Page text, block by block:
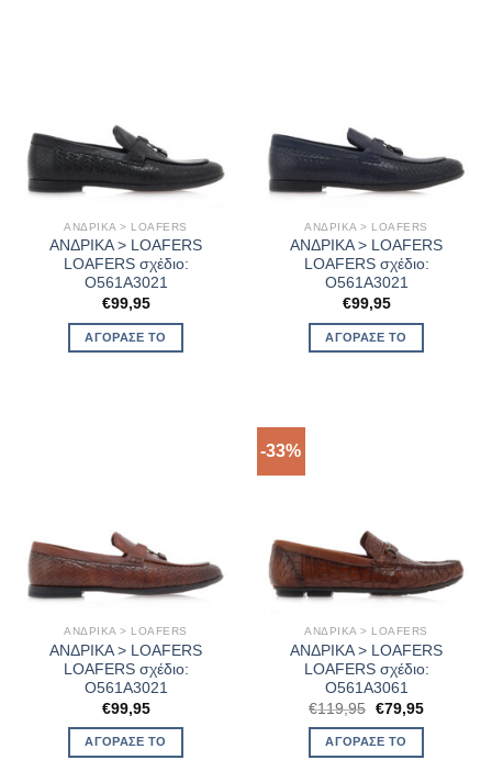
ΑΝΔΡΙΚΑ > LOAFERS
ΑΝΔΡΙΚΑ > LOAFERS
LOAFERS σχέδιο:
O561A3021
€99,95
ΑΓΌΡΑΣΈ ΤΟ
ΑΝΔΡΙΚΑ > LOAFERS
ΑΝΔΡΙΚΑ > LOAFERS
LOAFERS σχέδιο:
O561A3021
€99,95
ΑΓΌΡΑΣΈ ΤΟ
ΑΝΔΡΙΚΑ > LOAFERS
ΑΝΔΡΙΚΑ > LOAFERS
LOAFERS σχέδιο:
O561A3021
€99,95
ΑΓΌΡΑΣΈ ΤΟ
-33%
ΑΝΔΡΙΚΑ > LOAFERS
ΑΝΔΡΙΚΑ > LOAFERS
LOAFERS σχέδιο:
O561A3061
€119,95 Original
price
was:
€119,95.
€79,95Η
ΑΓΌΡΑΣΈ ΤΟ